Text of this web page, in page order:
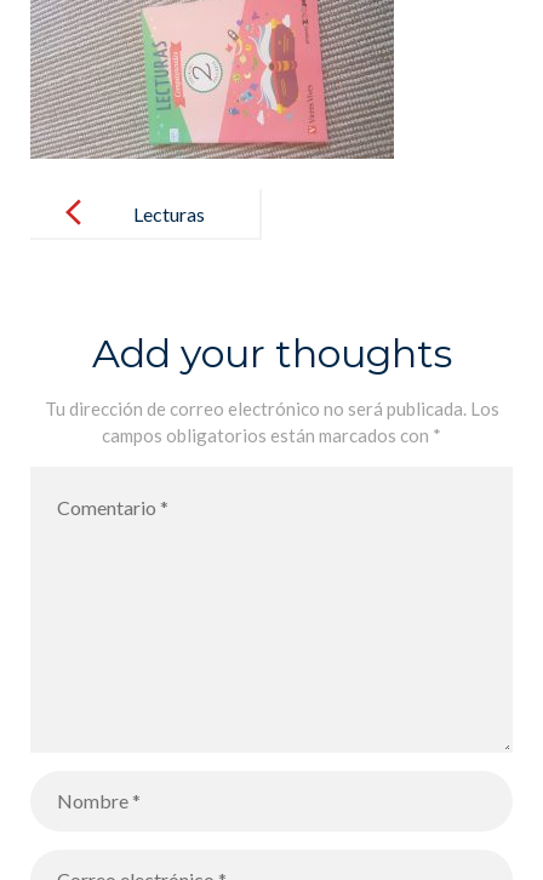
navigation
Lecturas
Add your thoughts
Tu dirección de correo electrónico no será publicada. Los
campos obligatorios están marcados con *